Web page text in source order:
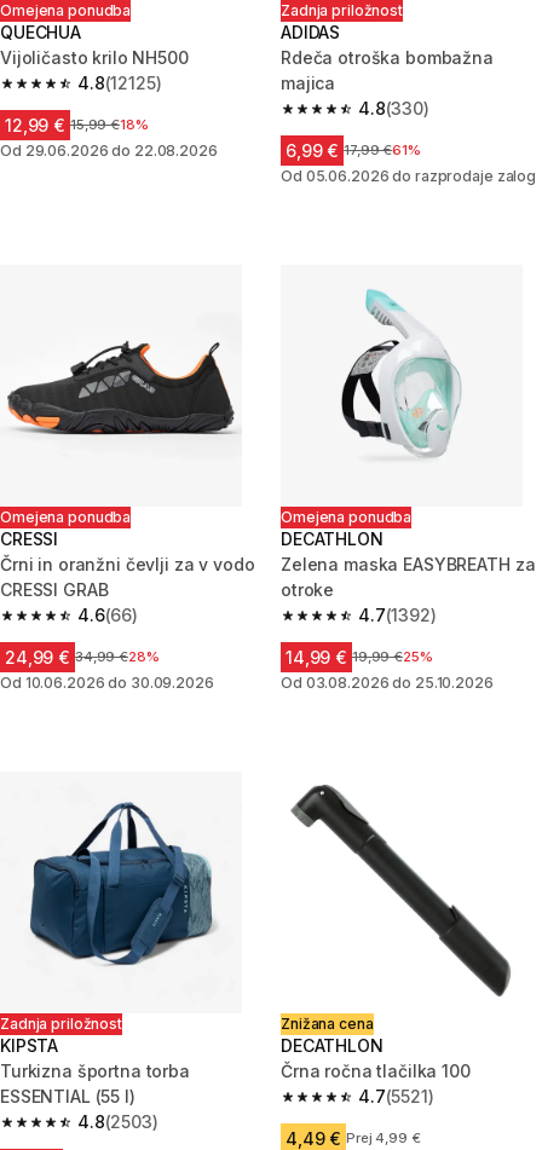
Omejena ponudba
QUECHUA
Vijoličasto krilo NH500
4.8
4.8 od 5 zvezdic from 12125 ocene
(12125)
12,99 € Cena pred znižanjem
15,99 €18%
Od 29.06.2026 do 22.08.2026
Zadnja priložnost
ADIDAS
Rdeča otroška bombažna
majica
4.8
4.8 od 5 zvezdic from 330
(330)
6,99 € Cena pred znižanjem
17,99 €61%
Od 05.06.2026 do razprodaje zalog
Omejena ponudba
CRESSI
Črni in oranžni čevlji za v vodo
CRESSI GRAB
4.6
4.6 od 5 zvezdic from 66 ocene
(66)
24,99 € Cena pred znižanjem
34,99 €28%
Od 10.06.2026 do 30.09.2026
Omejena ponudba
DECATHLON
Zelena maska EASYBREATH za
otroke
4.7
4.7 od 5 zvezdic from 1392
(1392)
14,99 € Cena pred znižanjem
19,99 €25%
Od 03.08.2026 do 25.10.2026
Zadnja priložnost
KIPSTA
Turkizna športna torba
ESSENTIAL (55 l)
4.8
4.8 od 5 zvezdic from 2503 ocene
(2503)
Znižana cena
DECATHLON
Črna ročna tlačilka 100
4.7
4.7 od 5 zvezdic from 5521
(5521)
4,49 € Prej 4,99 €